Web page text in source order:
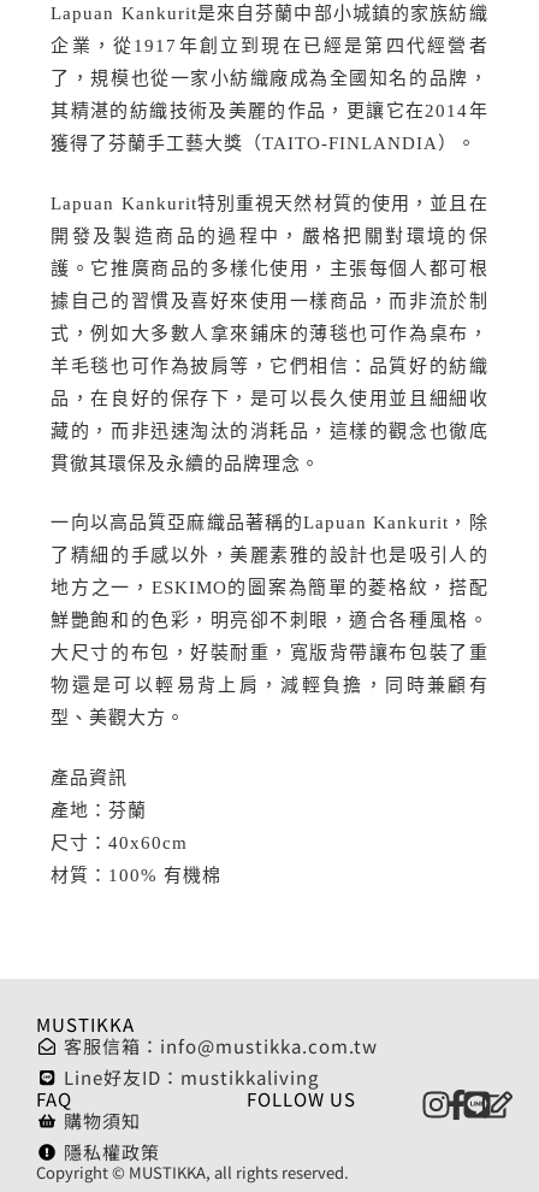
Lapuan Kankurit是來自芬蘭中部小城鎮的家族紡織
企業，從1917年創立到現在已經是第四代經營者
了，規模也從一家小紡織廠成為全國知名的品牌，
其精湛的紡織技術及美麗的作品，更讓它在2014年
獲得了芬蘭手工藝大獎（TAITO-FINLANDIA）。
Lapuan Kankurit特別重視天然材質的使用，並且在
開發及製造商品的過程中，嚴格把關對環境的保
護。它推廣商品的多樣化使用，主張每個人都可根
據自己的習慣及喜好來使用一樣商品，而非流於制
式，例如大多數人拿來鋪床的薄毯也可作為桌布，
羊毛毯也可作為披肩等，它們相信：品質好的紡織
品，在良好的保存下，是可以長久使用並且細細收
藏的，而非迅速淘汰的消耗品，這樣的觀念也徹底
貫徹其環保及永續的品牌理念。
一向以高品質亞麻織品著稱的Lapuan Kankurit，除
了精細的手感以外，美麗素雅的設計也是吸引人的
地方之一，ESKIMO的圖案為簡單的菱格紋，搭配
鮮艷飽和的色彩，明亮卻不刺眼，適合各種風格。
大尺寸的布包，好裝耐重，寬版背帶讓布包裝了重
物還是可以輕易背上肩，減輕負擔，同時兼顧有
型、美觀大方。
產品資訊
產地：芬蘭
尺寸：40x60cm
材質：100% 有機棉
MUSTIKKA
客服信箱： info@mustikka.com.tw
Line好友ID：mustikkaliving
FAQ
購物須知
隱私權政策
FOLLOW US
Copyright © MUSTIKKA, all rights reserved.